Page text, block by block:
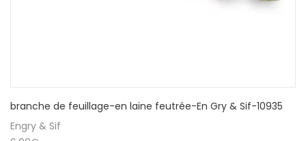
branche de feuillage-en laine feutrée-En Gry & Sif-10935
Engry & Sif